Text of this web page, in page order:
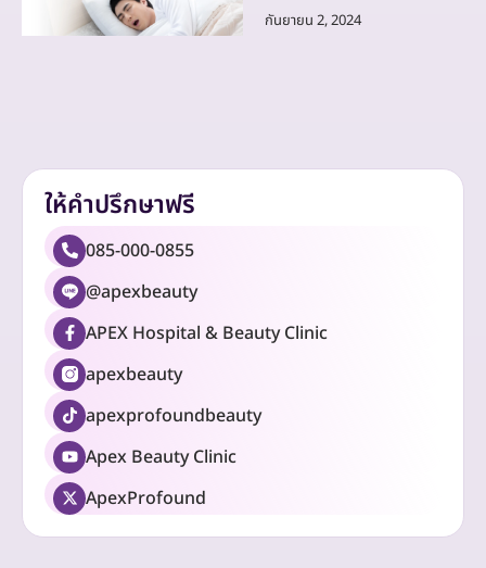
กันยายน 2, 2024
ให้คำปรึกษาฟรี
085-000-0855
@apexbeauty
APEX Hospital & Beauty Clinic
apexbeauty
apexprofoundbeauty
Apex Beauty Clinic
ApexProfound